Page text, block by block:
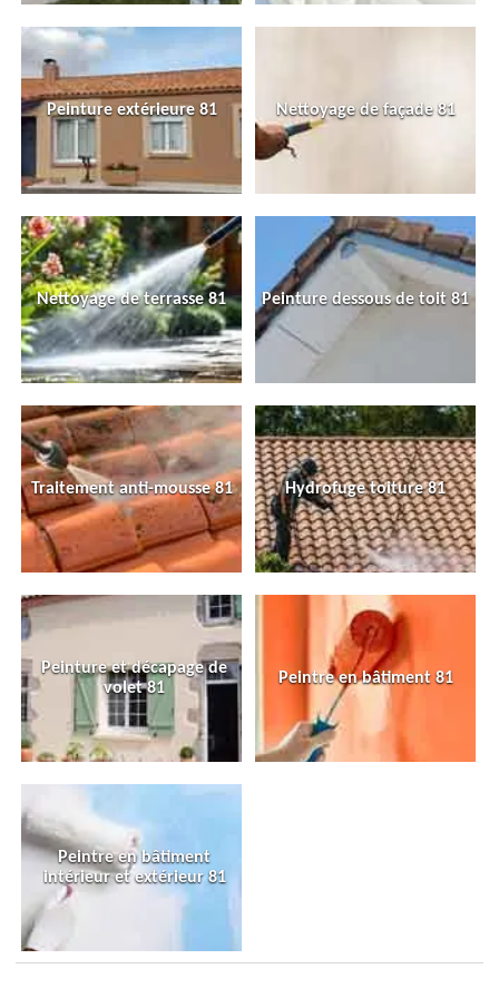
Peinture extérieure 81 Nettoyage de façade 81
Nettoyage de terrasse 81 Peinture dessous de toit 81
Traitement anti-mousse 81 Hydrofuge toiture 81
Peinture et décapage de
volet 81
Peintre en bâtiment 81
Peintre en bâtiment
intérieur et extérieur 81